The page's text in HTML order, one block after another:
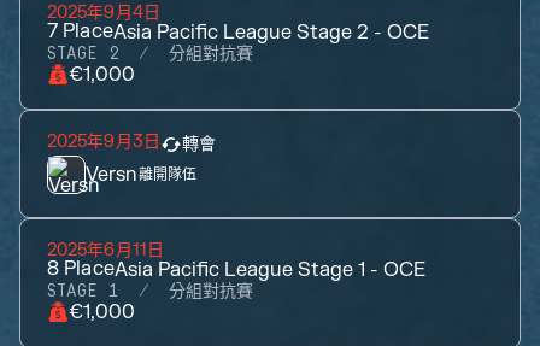
2025年9月4日
7 PlaceAsia Pacific League Stage 2 - OCE
STAGE 2 分組對抗賽
€1,000
2025年9月3日 轉會
Versn離開隊伍
2025年6月11日
8 PlaceAsia Pacific League Stage 1 - OCE
STAGE 1 分組對抗賽
€1,000